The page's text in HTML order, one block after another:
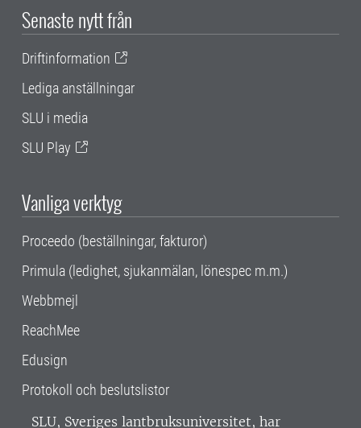
Senaste nytt från
Driftinformation
Lediga anställningar
SLU i media
SLU Play
Vanliga verktyg
Proceedo (beställningar, fakturor)
Primula (ledighet, sjukanmälan, lönespec m.m.)
Webbmejl
ReachMee
Edusign
Protokoll och beslutslistor
SLU, Sveriges lantbruksuniversitet, har